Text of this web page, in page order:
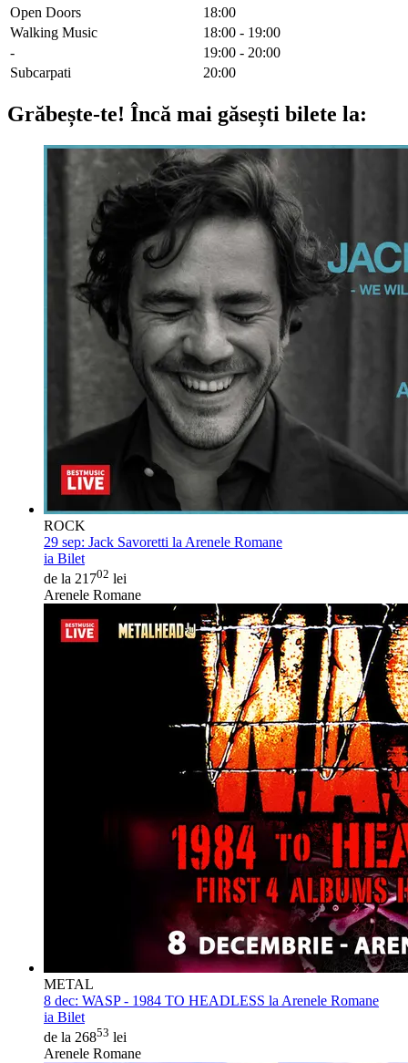
Open Doors
18:00
Walking Music
18:00 - 19:00
-
19:00 - 20:00
Subcarpati
20:00
Grăbește-te! Încă mai găsești bilete la:
ROCK
29 sep: Jack Savoretti la Arenele Romane
ia Bilet
de la 21702 lei
Arenele Romane
METAL
8 dec: WASP - 1984 TO HEADLESS la Arenele Romane
ia Bilet
de la 26853 lei
Arenele Romane